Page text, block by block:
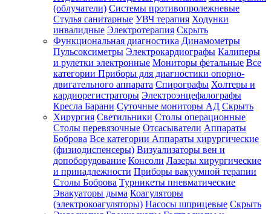
(облучатели) Системы противопролежневые
Стулья санитарные УВЧ терапия Ходунки
инвалидные Электротерапия Скрыть
Функциональная диагностика Динамометры
Пульсоксиметры Электрокардиографы Калиперы
и рулетки электронные Мониторы фетальные Все
категории Приборы для диагностики опорно-
двигательного аппарата Спирографы Холтеры и
кардиорегистраторы Электроэнцефалографы
Кресла Барани Суточные мониторы АД Скрыть
Хирургия Светильники Столы операционные
Столы перевязочные Отсасыватели Аппараты
Боброва Все категории Аппараты хирургические
(физиодиспенсеры) Визуализаторы вен и
допоборудование Консоли Лазеры хирургические
и принадлежности Приборы вакуумной терапии
Столы Боброва Турникеты пневматические
Эвакуаторы дыма Коагуляторы
(электрокоагуляторы) Насосы шприцевые Скрыть